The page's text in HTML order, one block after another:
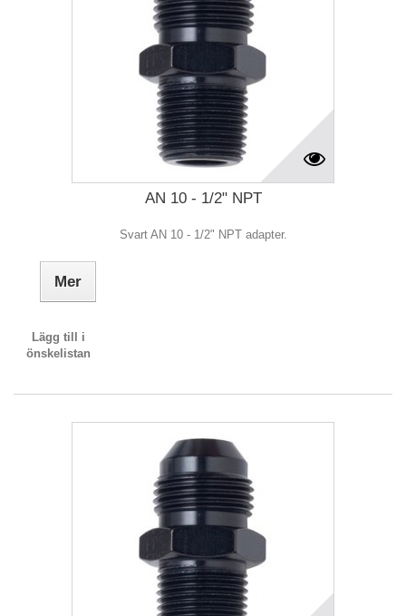
AN 10 - 1/2" NPT
Svart AN 10 - 1/2" NPT adapter.
Mer
Lägg till i
önskelistan